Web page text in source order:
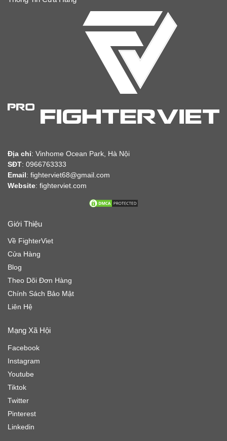
Địa chỉ: Vinhome Ocean Park, Hà Nội
SĐT: 0966763333
Email: fighterviet68@gmail.com
Website: fighterviet.com
Giới Thiệu
Về FighterViet
Cửa Hàng
Blog
Theo Dõi Đơn Hàng
Chính Sách Bảo Mật
Liên Hệ
Mạng Xã Hội
Facebook
Instagram
Youtube
Tiktok
Twitter
Pinterest
Linkedin